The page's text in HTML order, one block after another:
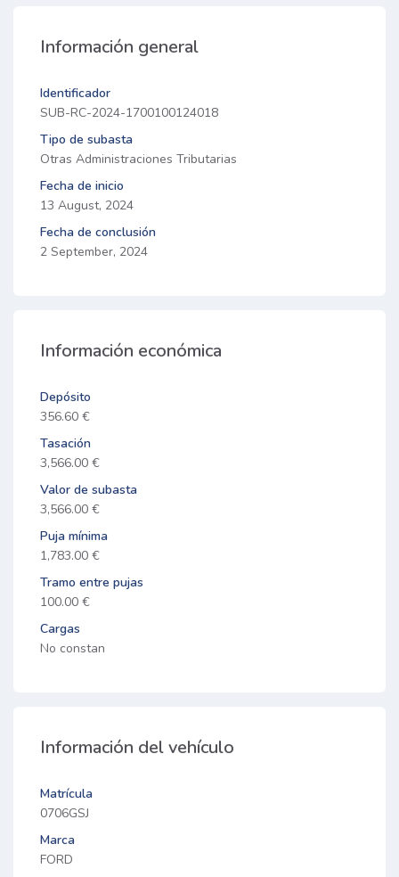
Información general
Identificador
SUB-RC-2024-1700100124018
Tipo de subasta
Otras Administraciones Tributarias
Fecha de inicio
13 August, 2024
Fecha de conclusión
2 September, 2024
Información económica
Depósito
356.60 €
Tasación
3,566.00 €
Valor de subasta
3,566.00 €
Puja mínima
1,783.00 €
Tramo entre pujas
100.00 €
Cargas
No constan
Información del vehículo
Matrícula
0706GSJ
Marca
FORD